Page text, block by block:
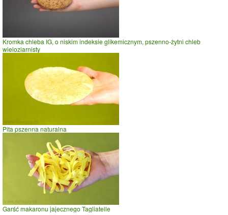
Kromka chleba IG, o niskim indeksie glikemicznym, pszenno-żytni chleb
wieloziarnisty
Pita pszenna naturalna
Garść makaronu jajecznego Tagliatelle